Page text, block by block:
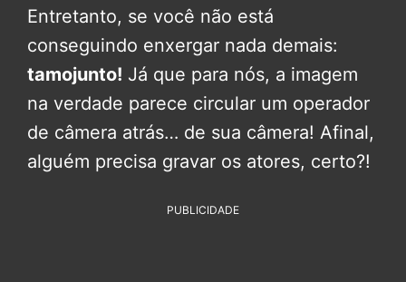
Entretanto, se você não está
conseguindo enxergar nada demais:
tamojunto! Já que para nós, a imagem
na verdade parece circular um operador
de câmera atrás… de sua câmera! Afinal,
alguém precisa gravar os atores, certo?!
PUBLICIDADE